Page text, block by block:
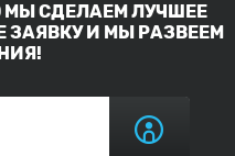
МЫ СДЕЛАЕМ ЛУЧШЕЕ
ЗАЯВКУ И МЫ РАЗВЕЕМ